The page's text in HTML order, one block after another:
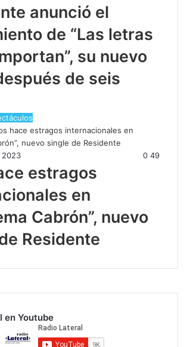
anunció el
de “Las letras
su nuevo
de seis
2023 0 49
estragos
en
Cabrón”, nuevo
Residente
en Youtube